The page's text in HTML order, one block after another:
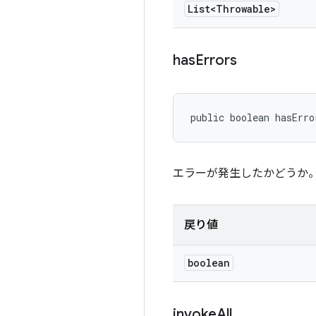
List<Throwable>
hasErrors
public boolean
エラーが発生したかどうか。
戻り値
boolean